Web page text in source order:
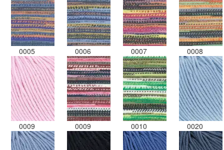
0005 0006 0007 0008
0009 0009 0010 0020